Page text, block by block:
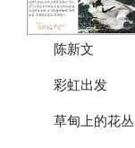
陈新文
彩虹出发
草甸上的花丛